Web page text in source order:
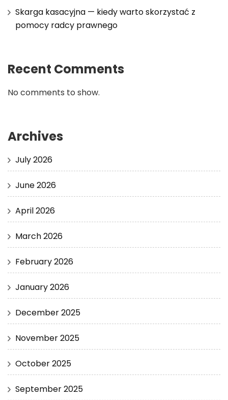
Skarga kasacyjna — kiedy warto skorzystać z
pomocy radcy prawnego
Recent Comments
No comments to show.
Archives
July 2026
June 2026
April 2026
March 2026
February 2026
January 2026
December 2025
November 2025
October 2025
September 2025